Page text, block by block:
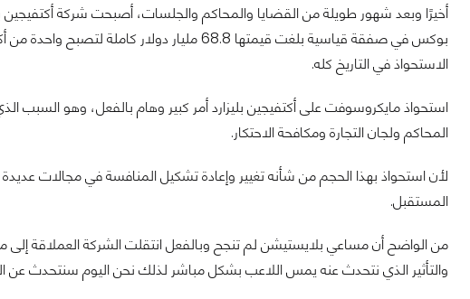
أخيرًا وبعد شهور طويلة من القضايا والمحاكم والجلسات، أصبحت شركة
بوكس في صفقة قياسية بلغت قيمتها 68.8 مليار
الاستحواذ في التاريخ كله.
استحواذ مايكروسوفت على أكتفيجين بليزارد أمر كبير وهام بالفعل، وهو السبب
المحاكم ولجان التجارة ومكافحة الاحتكار.
لأن استحواذ بهذا الحجم من شأنه تغيير وإعادة تشكيل المنافسة في مجالات
المستقبل.
من الواضح أن مساعي بلايستيشن لم تنجح وبالفعل انتقلت الشركة العملاقة إلى
والتأثير الذي نتحدث عنه يمس اللاعب بشكل مباشر لذلك نحن اليوم سنتحدث عن